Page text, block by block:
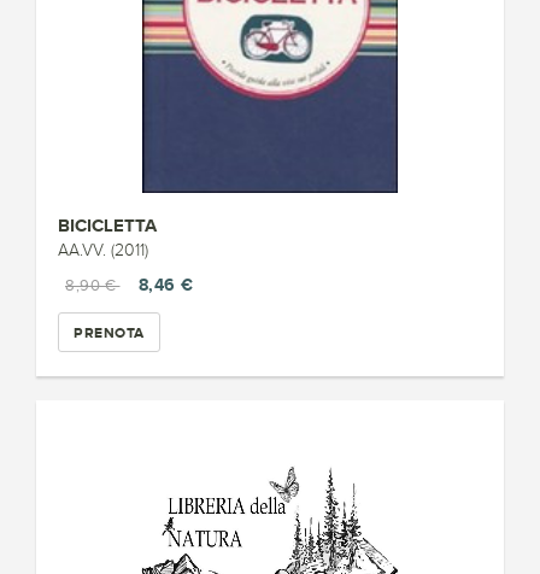
BICICLETTA
AA.VV. (2011)
8,90 €
8,46 €
PRENOTA